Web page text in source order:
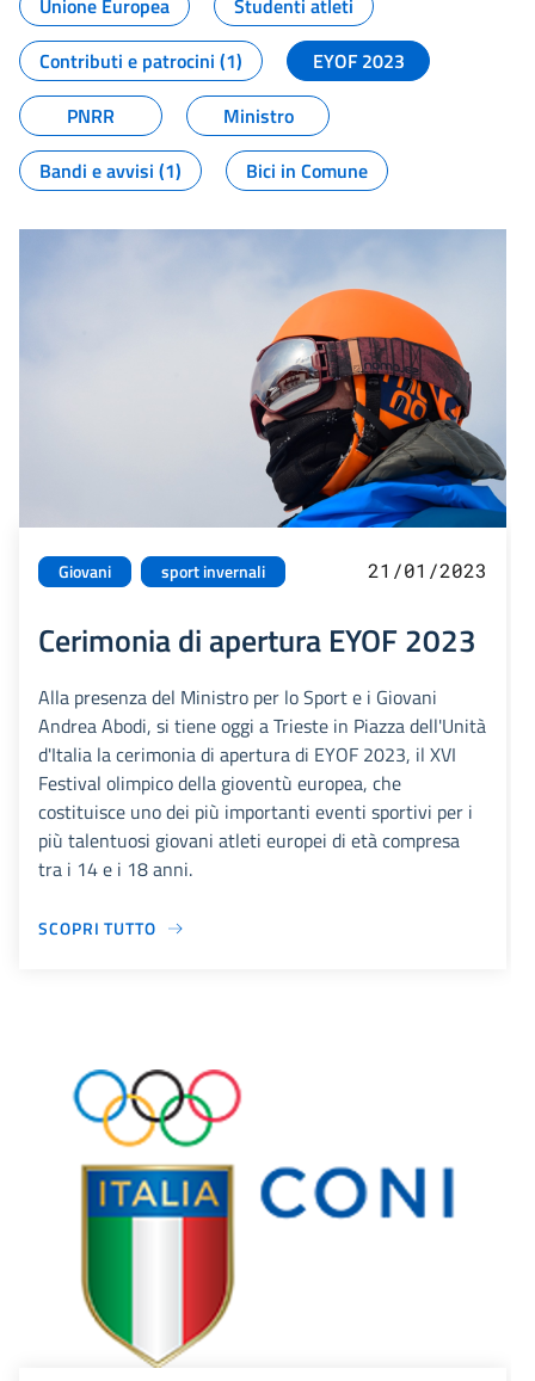
Unione Europea
Studenti atleti
Contributi e patrocini (1)
EYOF 2023
PNRR
Ministro
Bandi e avvisi (1)
Bici in Comune
Giovani sport invernali 21/01/2023
Cerimonia di apertura EYOF 2023
Alla presenza del Ministro per lo Sport e i Giovani
Andrea Abodi, si tiene oggi a Trieste in Piazza dell'Unità
d'Italia la cerimonia di apertura di EYOF 2023, il XVI
Festival olimpico della gioventù europea, che
costituisce uno dei più importanti eventi sportivi per i
più talentuosi giovani atleti europei di età compresa
tra i 14 e i 18 anni.
SCOPRI TUTTO